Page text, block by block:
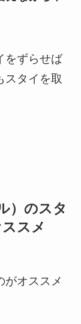
をずらせば
スタイを取
）のスタ
スメ
がオススメ